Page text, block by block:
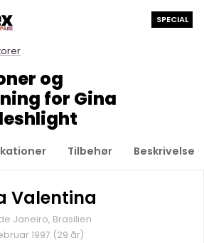
SPECIAL
og
for Gina
Tilbehør Beskrivelse
Valentina
Janeiro, Brasilien
1997 (29 år)